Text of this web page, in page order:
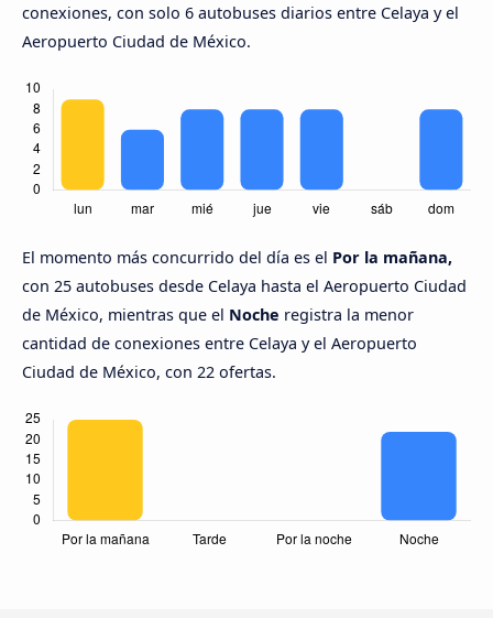
conexiones, con solo 6 autobuses diarios entre Celaya y el
Aeropuerto Ciudad de México.
El momento más concurrido del día es el Por la mañana,
con 25 autobuses desde Celaya hasta el Aeropuerto Ciudad
de México, mientras que el Noche registra la menor
cantidad de conexiones entre Celaya y el Aeropuerto
Ciudad de México, con 22 ofertas.